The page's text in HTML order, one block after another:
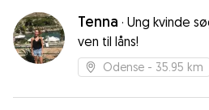
Tenna · Ung kvinde
ven til låns!
Odense - 35.95 km